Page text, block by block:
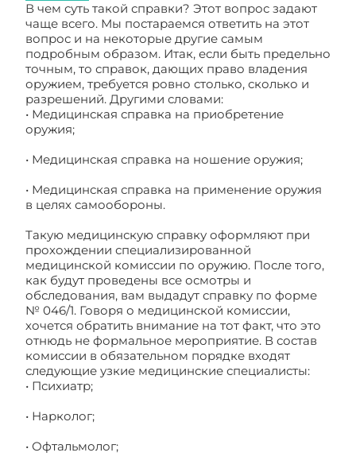
В чем суть такой справки? Этот вопрос задают
чаще всего. Мы постараемся ответить на этот
вопрос и на некоторые другие самым
подробным образом. Итак, если быть предельно
точным, то справок, дающих право владения
оружием, требуется ровно столько, сколько и
разрешений. Другими словами:
• Медицинская справка на приобретение
оружия;
• Медицинская справка на ношение оружия;
• Медицинская справка на применение оружия
в целях самообороны.
Такую медицинскую справку оформляют при
прохождении специализированной
медицинской комиссии по оружию. После того,
как будут проведены все осмотры и
обследования, вам выдадут справку по форме
№ 046/1. Говоря о медицинской комиссии,
хочется обратить внимание на тот факт, что это
отнюдь не формальное мероприятие. В состав
комиссии в обязательном порядке входят
следующие узкие медицинские специалисты:
• Психиатр;
• Нарколог;
• Офтальмолог;